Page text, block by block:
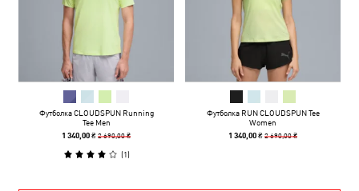
Футболка CLOUDSPUN Running
Tee Men
1 340,00 ₴2 690,00 ₴
(1)
Футболка RUN CLOUDSPUN Tee
Women
1 340,00 ₴2 690,00 ₴